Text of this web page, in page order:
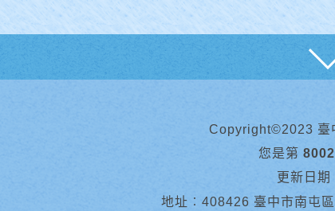
Copyright©2023 臺
您是第
更新日期
地址︰408426 臺中市南屯